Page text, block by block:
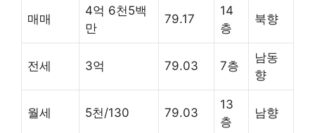
매매
4억 6천5백
만
79.17
14
층
북향
전세 3억 79.03 7층
남동
향
월세 5천/130 79.03
13
층
남향